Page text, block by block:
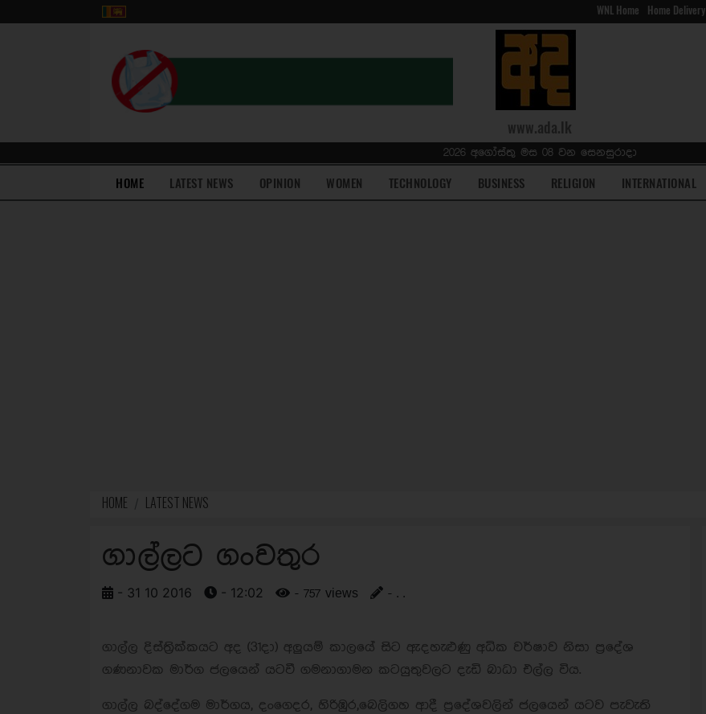
WNL Home Home Delivery
www.ada.lk
2026 අගෝස්තු මස 08 වන සෙනසුරාදා
HOME(current)LATEST NEWS OPINION WOMEN TECHNOLOGY BUSINESS RELIGION INTERNATIONAL
HOME LATEST NEWS
ගාල්ලට ගංවතුර
- 31 10 2016 - 12:02 - 757 views - . .
ගාල්ල දිස්ත්‍රික්කයට අද (31දා) අලුයම් කාලයේ සිට ඇදහැළුණු අධික වර්ෂාව නිසා ප්‍රදේශ
ගණනාවක මාර්ග ජලයෙන් යටවී ගමනාගාමන කටයුතුවලට දැඩි බාධා එල්ල විය.
ගාල්ල බද්දේගම මාර්ගය, දංගෙදර, හිරිඹුර,බෙලිගහ ආදී ප්‍රදේශවලින් ජලයෙන් යටව පැවැති